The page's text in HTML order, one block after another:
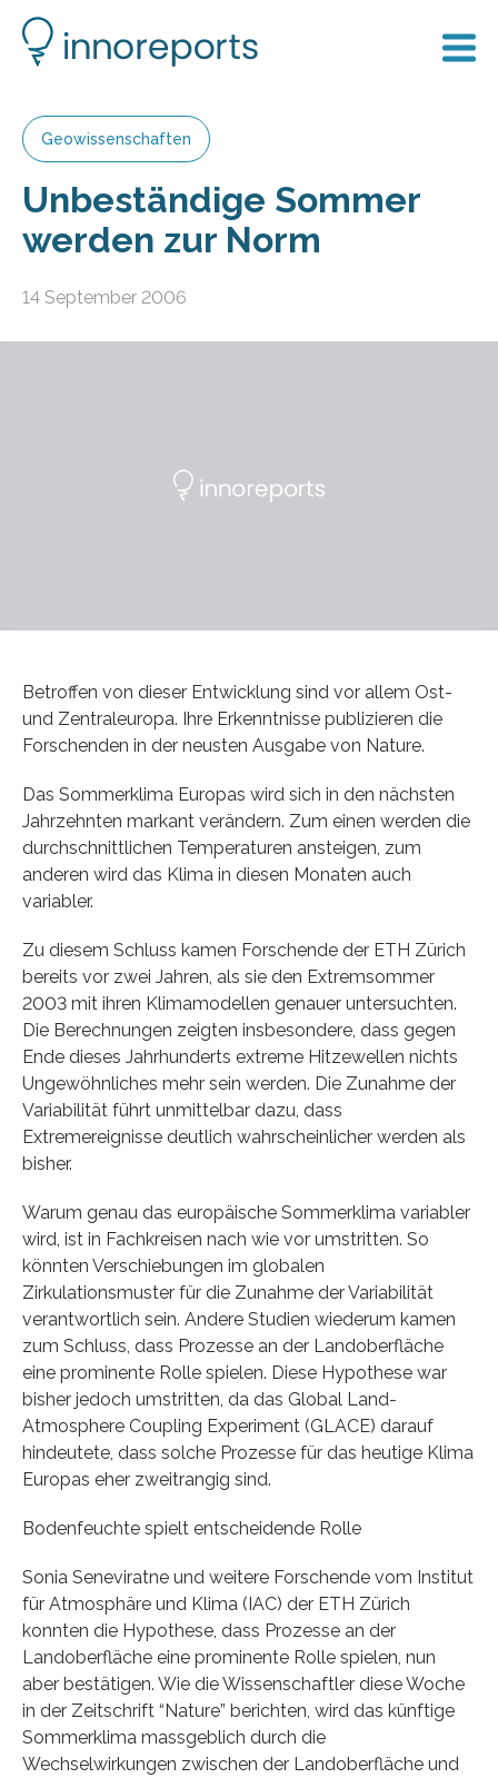
Geowissenschaften
Unbeständige Sommer
werden zur Norm
14 September 2006
Betroffen von dieser Entwicklung sind vor allem Ost-
und Zentraleuropa. Ihre Erkenntnisse publizieren die
Forschenden in der neusten Ausgabe von Nature.
Das Sommerklima Europas wird sich in den nächsten
Jahrzehnten markant verändern. Zum einen werden die
durchschnittlichen Temperaturen ansteigen, zum
anderen wird das Klima in diesen Monaten auch
variabler.
Zu diesem Schluss kamen Forschende der ETH Zürich
bereits vor zwei Jahren, als sie den Extremsommer
2003 mit ihren Klimamodellen genauer untersuchten.
Die Berechnungen zeigten insbesondere, dass gegen
Ende dieses Jahrhunderts extreme Hitzewellen nichts
Ungewöhnliches mehr sein werden. Die Zunahme der
Variabilität führt unmittelbar dazu, dass
Extremereignisse deutlich wahrscheinlicher werden als
bisher.
Warum genau das europäische Sommerklima variabler
wird, ist in Fachkreisen nach wie vor umstritten. So
könnten Verschiebungen im globalen
Zirkulationsmuster für die Zunahme der Variabilität
verantwortlich sein. Andere Studien wiederum kamen
zum Schluss, dass Prozesse an der Landoberfläche
eine prominente Rolle spielen. Diese Hypothese war
bisher jedoch umstritten, da das Global Land-
Atmosphere Coupling Experiment (GLACE) darauf
hindeutete, dass solche Prozesse für das heutige Klima
Europas eher zweitrangig sind.
Bodenfeuchte spielt entscheidende Rolle
Sonia Seneviratne und weitere Forschende vom Institut
für Atmosphäre und Klima (IAC) der ETH Zürich
konnten die Hypothese, dass Prozesse an der
Landoberfläche eine prominente Rolle spielen, nun
aber bestätigen. Wie die Wissenschaftler diese Woche
in der Zeitschrift “Nature” berichten, wird das künftige
Sommerklima massgeblich durch die
Wechselwirkungen zwischen der Landoberfläche und